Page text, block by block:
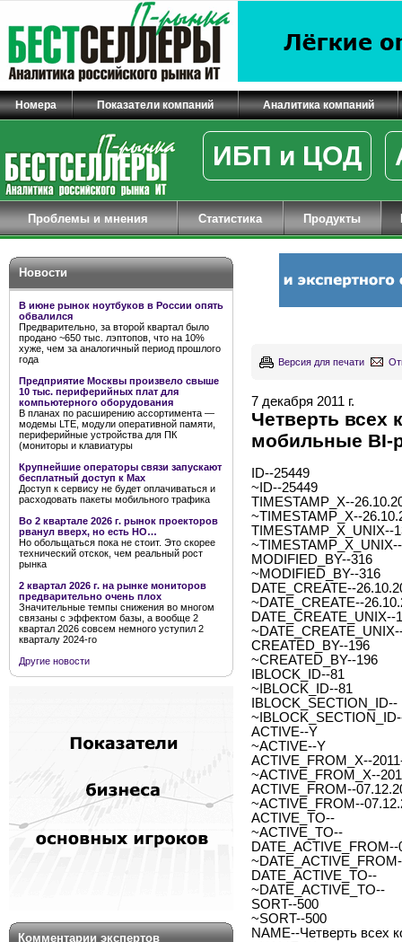
Номера Показатели компаний Аналитика компаний
ИБП и ЦОД
Проблемы и мнения Статистика Продукты
Новости
В июне рынок ноутбуков в России опять
обвалился
Предварительно, за второй квартал было
продано ~650 тыс. лэптопов, что на 10%
хуже, чем за аналогичный период прошлого
года
Предприятие Москвы произвело свыше
10 тыс. периферийных плат для
компьютерного оборудования
В планах по расширению ассортимента —
модемы LTE, модули оперативной памяти,
периферийные устройства для ПК
(мониторы и клавиатуры
Крупнейшие операторы связи запускают
бесплатный доступ к Мах
Доступ к сервису не будет оплачиваться и
расходовать пакеты мобильного трафика
Во 2 квартале 2026 г. рынок проекторов
рванул вверх, но есть НО…
Но обольщаться пока не стоит. Это скорее
технический отскок, чем реальный рост
рынка
2 квартал 2026 г. на рынке мониторов
предварительно очень плох
Значительные темпы снижения во многом
связаны с эффектом базы, а вообще 2
квартал 2026 совсем немного уступил 2
кварталу 2024-го
Другие новости
Комментарии экспертов
Версия для печати
7 декабря 2011 г.
Четверть всех
мобильные BI-
ID--25449
~ID--25449
TIMESTAMP_X--
~TIMESTAMP_X--
TIMESTAMP_X_UNIX--
MODIFIED_BY--316
~MODIFIED_BY--316
DATE_CREATE--
~DATE_CREATE--
DATE_CREATE_UNIX--
CREATED_BY--196
~CREATED_BY--196
IBLOCK_ID--81
~IBLOCK_ID--81
IBLOCK_SECTION_ID--
ACTIVE--Y
~ACTIVE--Y
ACTIVE_FROM_X--
~ACTIVE_FROM_X--
ACTIVE_FROM--
~ACTIVE_FROM--
ACTIVE_TO--
~ACTIVE_TO--
DATE_ACTIVE_FROM--
DATE_ACTIVE_TO--
~DATE_ACTIVE_TO--
SORT--500
~SORT--500
NAME--Четверть всех